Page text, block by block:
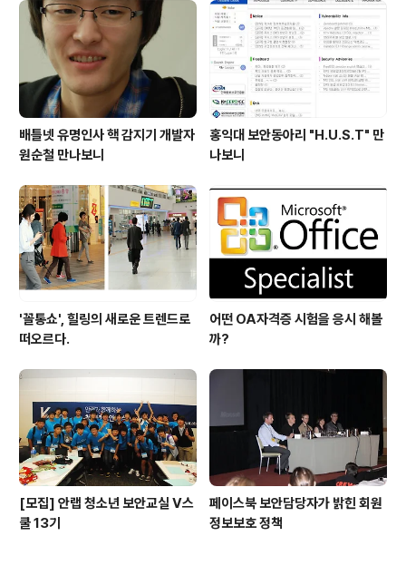
배틀넷 유명인사 핵 감지기 개발자
원순철 만나보니
홍익대 보안동아리 "H.U.S.T" 만
나보니
'꼴통쇼', 힐링의 새로운 트렌드로
떠오르다.
어떤 OA자격증 시험을 응시 해볼
까?
[모집] 안랩 청소년 보안교실 V스
쿨 13기
페이스북 보안담당자가 밝힌 회원
정보보호 정책